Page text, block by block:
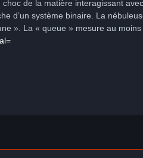
choc de la matière interagissant
d’un système binaire. La
». La « queue » mesure au moins